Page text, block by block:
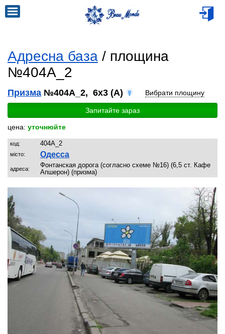
Адресна база / площина
№404A_2
Призма №404A_2, 6x3 (A) Вибрати площину
Запитайте зараз
цена: уточнюйте
код: 404A_2
місто: Одесса
адреса:
Фонтанская дорога (согласно схеме №16) (6,5 ст. Кафе
Апшерон) (призма)